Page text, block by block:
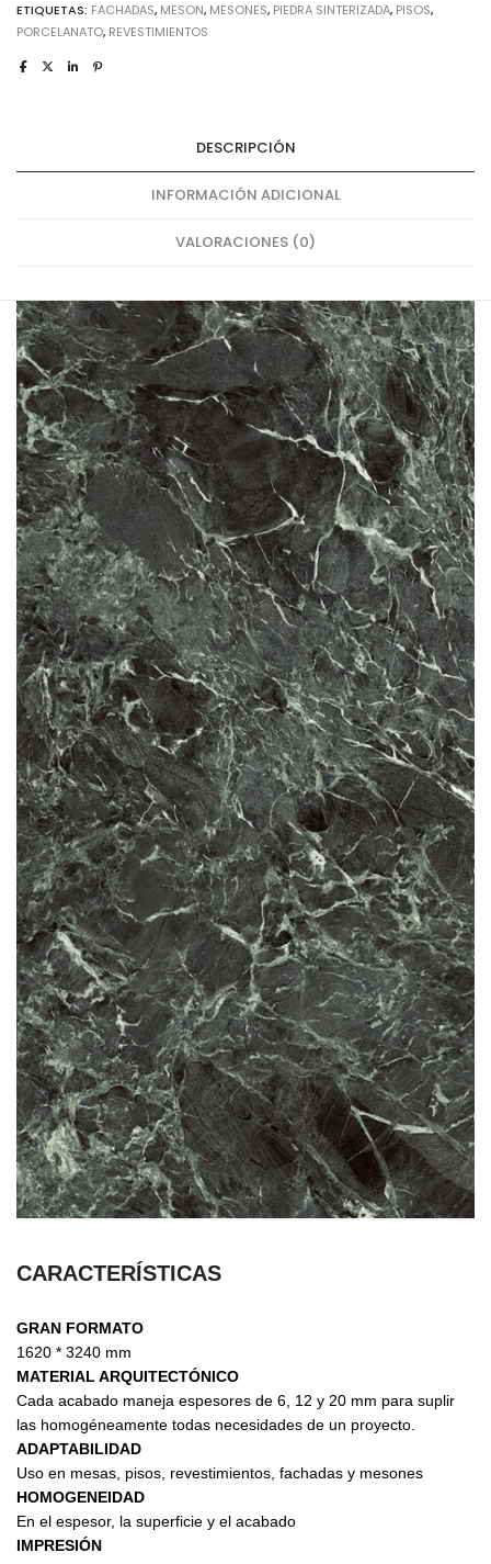
ETIQUETAS: FACHADAS, MESON, MESONES, PIEDRA SINTERIZADA, PISOS,
PORCELANATO, REVESTIMIENTOS
DESCRIPCIÓN
INFORMACIÓN ADICIONAL
VALORACIONES (0)
CARACTERÍSTICAS
GRAN FORMATO
1620 * 3240 mm
MATERIAL ARQUITECTÓNICO
Cada acabado maneja espesores de 6, 12 y 20 mm para suplir
las homogéneamente todas necesidades de un proyecto.
ADAPTABILIDAD
Uso en mesas, pisos, revestimientos, fachadas y mesones
HOMOGENEIDAD
En el espesor, la superficie y el acabado
IMPRESIÓN